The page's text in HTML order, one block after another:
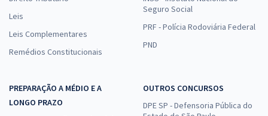
Leis
Leis Complementares
Remédios Constitucionais
Seguro Social
PRF - Polícia Rodoviária Federal
PND
PREPARAÇÃO A MÉDIO E A
LONGO PRAZO
OUTROS CONCURSOS
DPE SP - Defensoria Pública do